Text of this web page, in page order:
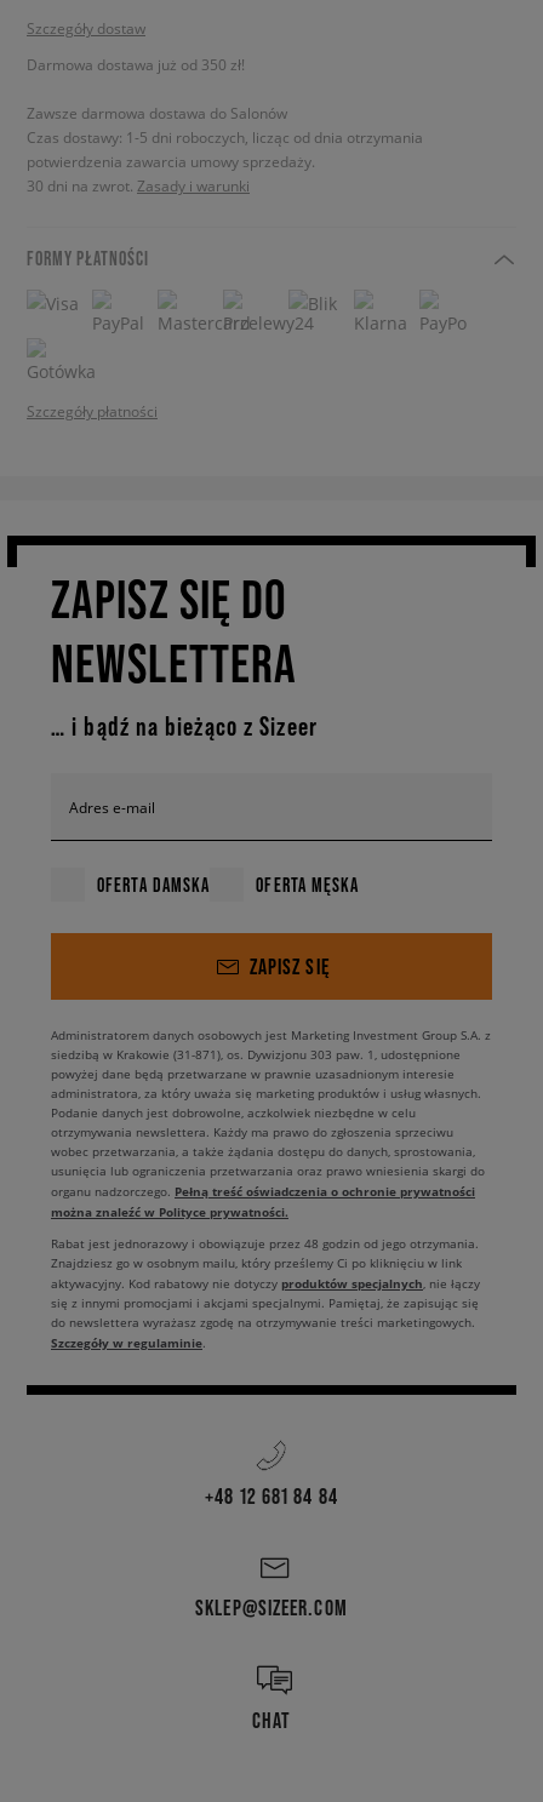
Szczegóły dostaw
Darmowa dostawa już od 350 zł!
Zawsze darmowa dostawa do Salonów
Czas dostawy: 1-5 dni roboczych, licząc od dnia otrzymania
potwierdzenia zawarcia umowy sprzedaży.
30 dni na zwrot. Zasady i warunki
FORMY PŁATNOŚCI
Szczegóły płatności
ZAPISZ SIĘ DO
NEWSLETTERA
… i bądź na bieżąco z Sizeer
Adres e-mail
OFERTA DAMSKA OFERTA MĘSKA
ZAPISZ SIĘ
Administratorem danych osobowych jest Marketing Investment Group S.A. z
siedzibą w Krakowie (31-871), os. Dywizjonu 303 paw. 1, udostępnione
powyżej dane będą przetwarzane w prawnie uzasadnionym interesie
administratora, za który uważa się marketing produktów i usług własnych.
Podanie danych jest dobrowolne, aczkolwiek niezbędne w celu
otrzymywania newslettera. Każdy ma prawo do zgłoszenia sprzeciwu
wobec przetwarzania, a także żądania dostępu do danych, sprostowania,
usunięcia lub ograniczenia przetwarzania oraz prawo wniesienia skargi do
organu nadzorczego. Pełną treść oświadczenia o ochronie prywatności
można znaleźć w Polityce prywatności.
Rabat jest jednorazowy i obowiązuje przez 48 godzin od jego otrzymania.
Znajdziesz go w osobnym mailu, który prześlemy Ci po kliknięciu w link
aktywacyjny. Kod rabatowy nie dotyczy produktów specjalnych, nie łączy
się z innymi promocjami i akcjami specjalnymi. Pamiętaj, że zapisując się
do newslettera wyrażasz zgodę na otrzymywanie treści marketingowych.
Szczegóły w regulaminie.
+48 12 681 84 84
SKLEP@SIZEER.COM
CHAT